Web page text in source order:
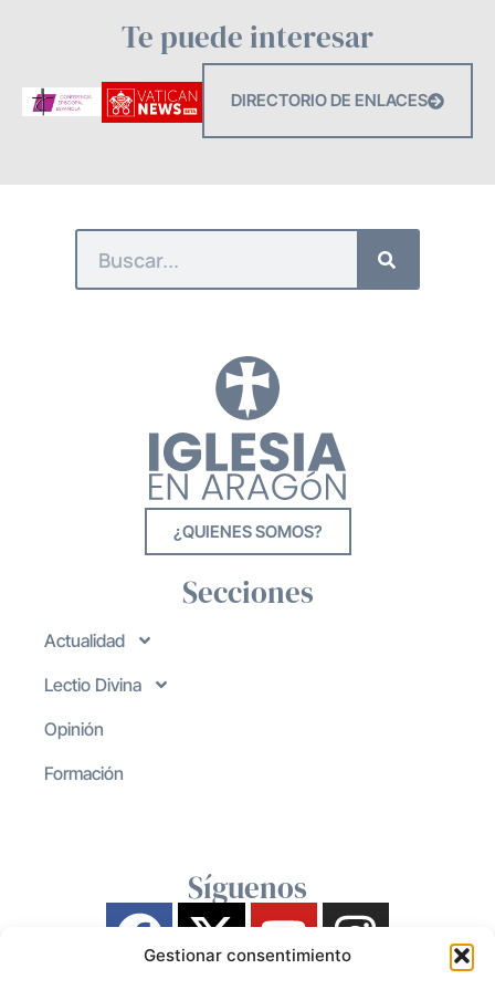
Gestionar consentimiento
Te puede interesar
DIRECTORIO DE ENLACES
¿QUIENES SOMOS?
Secciones
Actualidad
Lectio Divina
Opinión
Formación
Síguenos